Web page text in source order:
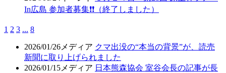
In広島 参加者募集❗❗（終了しました）
1 2 3 ... 8
2026/01/26 メディア クマ出没の“本当の背景”が、読売
新聞に取り上げられました
2026/01/15 メディア 日本熊森協会 室谷会長の記事が長